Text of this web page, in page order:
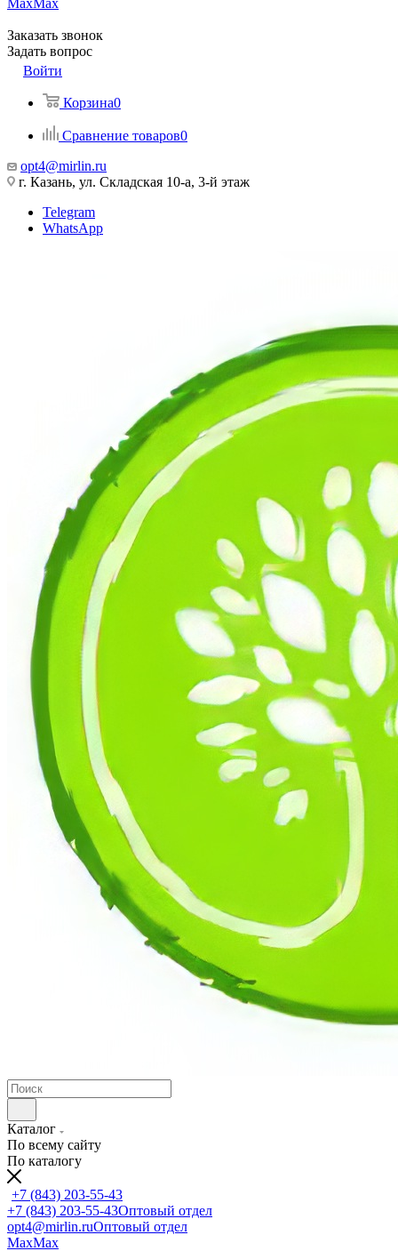
MaxMax
Заказать звонок
Задать вопрос
Войти
Корзина0
Сравнение товаров0
opt4@mirlin.ru
г. Казань, ул. Складская 10-а, 3-й этаж
Telegram
WhatsApp
Каталог
По всему сайту
По каталогу
+7 (843) 203-55-43
+7 (843) 203-55-43Оптовый отдел
opt4@mirlin.ruОптовый отдел
MaxMax